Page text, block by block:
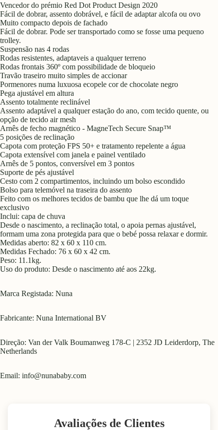
Vencedor do prémio Red Dot Product Design 2020
Fácil de dobrar, assento dobrável, e fácil de adaptar alcofa ou ovo
Muito compacto depois de fachado
Fácil de dobrar. Pode ser transportado como se fosse uma pequeno
trolley.
Suspensão nas 4 rodas
Rodas resistentes, adaptaveis a qualquer terreno
Rodas frontais 360º com possibilidade de bloqueio
Travão traseiro muito simples de accionar
Pormenores numa luxuosa ecopele cor de chocolate negro
Pega ajustável em altura
Assento totalmente reclinável
Assento adaptável a qualquer estação do ano, com tecido quente, ou
opção de tecido air mesh
Arnês de fecho magnético - MagneTech Secure Snap™
5 posições de reclinação
Capota com proteção FPS 50+ e tratamento repelente a água
Capota extensível com janela e painel ventilado
Arnês de 5 pontos, conversível em 3 pontos
Suporte de pés ajustável
Cesto com 2 compartimentos, incluindo um bolso escondido
Bolso para telemóvel na traseira do assento
Feito com os melhores tecidos de bambu que lhe dá um toque
exclusivo
Inclui: capa de chuva
Desde o nascimento, a reclinação total, o apoia pernas ajustável,
formam uma zona protegida para que o bebé possa relaxar e dormir.
Medidas aberto: 82 x 60 x 110 cm.
Medidas Fechado: 76 x 60 x 42 cm.
Peso: 11.1kg.
Uso do produto: Desde o nascimento até aos 22kg.
Marca Registada: Nuna
Fabricante: Nuna International BV
Direção: Van der Valk Boumanweg 178-C | 2352 JD Leiderdorp, The
Netherlands
Email: info@nunababy.com
Avaliações de Clientes